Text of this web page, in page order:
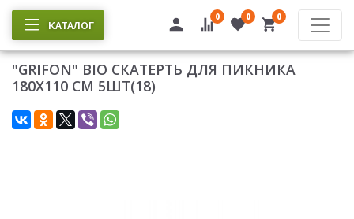
КАТАЛОГ
0 0 0
"GRIFON" BIO СКАТЕРТЬ ДЛЯ ПИКНИКА
180Х110 СМ 5ШТ(18)